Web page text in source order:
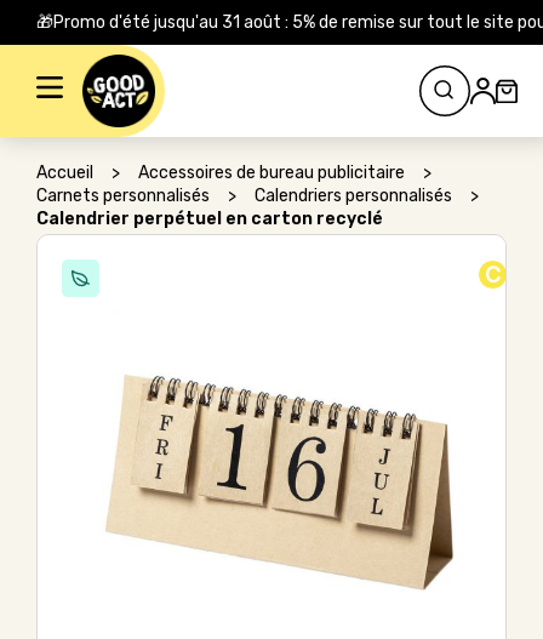
🎁Promo d'été jusqu'au 31 août : 5% de remise sur tout le site
Rechercher :
Accueil > Accessoires de bureau publicitaire
>
Carnets personnalisés
> Calendriers personnalisés
>
Calendrier perpétuel en carton recyclé
C